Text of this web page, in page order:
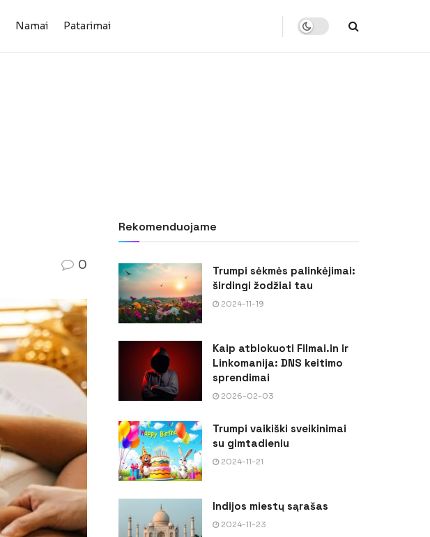
Namai Patarimai
0
Rekomenduojame
Trumpi sėkmės palinkėjimai:
širdingi žodžiai tau
2024-11-19
Kaip atblokuoti Filmai.in ir
Linkomanija: DNS keitimo
sprendimai
2026-02-03
Trumpi vaikiški sveikinimai
su gimtadieniu
2024-11-21
Indijos miestų sąrašas
2024-11-23